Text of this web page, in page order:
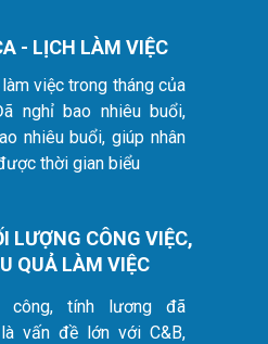
việc trong tháng của
nghỉ bao nhiêu buổi,
nhiêu buổi, giúp nhân
thời gian biểu
- LỊCH LÀM VIỆC
LƯỢNG CÔNG VIỆC,
QUẢ LÀM VIỆC
công, tính lương đã
vấn đề lớn với C&B,